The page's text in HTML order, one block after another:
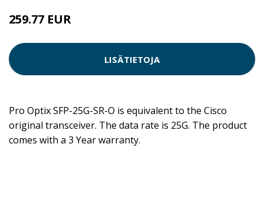
259.77 EUR
LISÄTIETOJA
Pro Optix SFP-25G-SR-O is equivalent to the Cisco
original transceiver. The data rate is 25G. The product
comes with a 3 Year warranty.